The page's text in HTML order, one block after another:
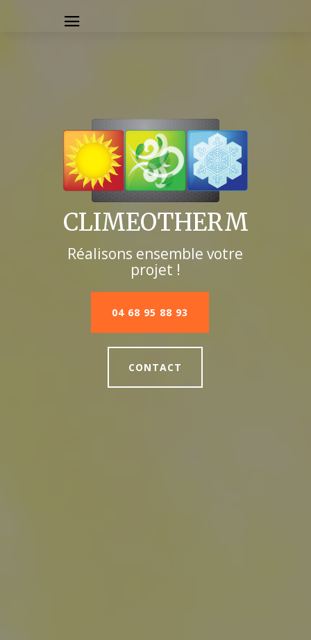
CLIMEOTHERM
Réalisons ensemble votre
projet !
04 68 95 88 93
CONTACT